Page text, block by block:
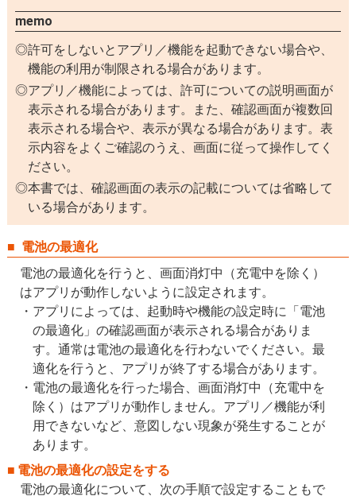
memo
許可をしないとアプリ／機能を起動できない場合や、
機能の利用が制限される場合があります。
アプリ／機能によっては、許可についての説明画面が
表示される場合があります。また、確認画面が複数回
表示される場合や、表示が異なる場合があります。表
示内容をよくご確認のうえ、画面に従って操作してく
ださい。
本書では、確認画面の表示の記載については省略して
いる場合があります。
電池の最適化
電池の最適化を行うと、画面消灯中（充電中を除く）
はアプリが動作しないように設定されます。
アプリによっては、起動時や機能の設定時に「電池
の最適化」の確認画面が表示される場合がありま
す。通常は電池の最適化を行わないでください。最
適化を行うと、アプリが終了する場合があります。
電池の最適化を行った場合、画面消灯中（充電中を
除く）はアプリが動作しません。アプリ／機能が利
用できないなど、意図しない現象が発生することが
あります。
電池の最適化の設定をする
電池の最適化について、次の手順で設定することもで